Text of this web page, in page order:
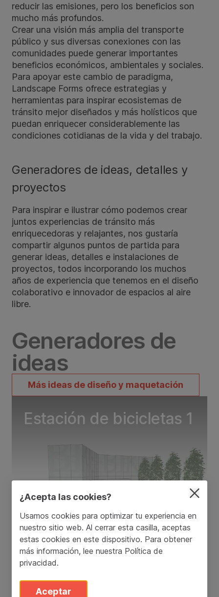
reducir las emisiones, pero los beneficios son
mucho más profundos.
Crear una visión más amplia del transporte
público y sus diversas conexiones con las
comunidades puede generar importantes
beneficios económicos, ambientales y sociales.
Para apoyar este cambio de paradigma,
Landscape Forms ofrece estrategias y
herramientas para inspirar ecosistemas de
tránsito mejor diseñados y más holísticos que
puedan enriquecer considerablemente las
condiciones cotidianas de la vida y del trabajo.
Generadores de ideas, detalles y
proyectos
Para inspirar e ilustrar cómo podemos crear
juntos experiencias de tránsito más
enriquecedoras y relajantes, nos gustaría
compartir algunos puntos de partida para
generar ideas, detalles e instalaciones de
proyectos, todos incorporando los muchos
años de experiencia que tenemos en el diseño
colaborativo e innovador de espacios al aire
libre.
Generadores de
ideas
Más ideas de diseño y maquetación
Estación de bicicletas 1
Senderos y conexiones
¿Acepta las cookies?
Usamos cookies para optimizar tu experiencia en
nuestro sitio web. Al cerrar esta casilla, aceptas
estas cookies en este dispositivo. Para obtener
más información, lee nuestra Política de
privacidad.
Aceptar